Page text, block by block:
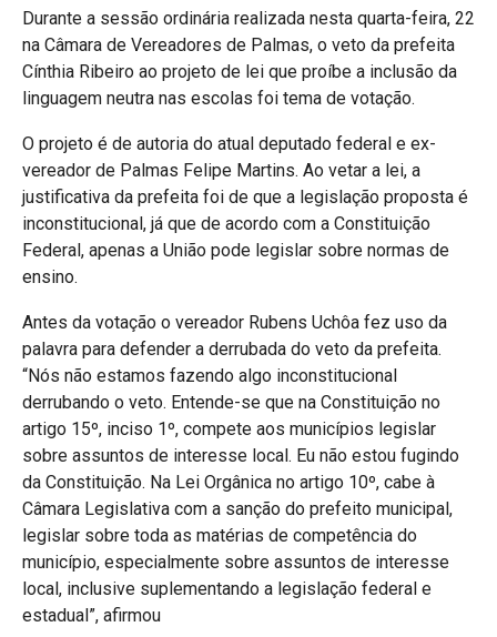
Durante a sessão ordinária realizada nesta quarta-feira, 22
na Câmara de Vereadores de Palmas, o veto da prefeita
Cínthia Ribeiro ao projeto de lei que proíbe a inclusão da
linguagem neutra nas escolas foi tema de votação.
O projeto é de autoria do atual deputado federal e ex-
vereador de Palmas Felipe Martins. Ao vetar a lei, a
justificativa da prefeita foi de que a legislação proposta é
inconstitucional, já que de acordo com a Constituição
Federal, apenas a União pode legislar sobre normas de
ensino.
Antes da votação o vereador Rubens Uchôa fez uso da
palavra para defender a derrubada do veto da prefeita.
“Nós não estamos fazendo algo inconstitucional
derrubando o veto. Entende-se que na Constituição no
artigo 15º, inciso 1º, compete aos municípios legislar
sobre assuntos de interesse local. Eu não estou fugindo
da Constituição. Na Lei Orgânica no artigo 10º, cabe à
Câmara Legislativa com a sanção do prefeito municipal,
legislar sobre toda as matérias de competência do
município, especialmente sobre assuntos de interesse
local, inclusive suplementando a legislação federal e
estadual”, afirmou